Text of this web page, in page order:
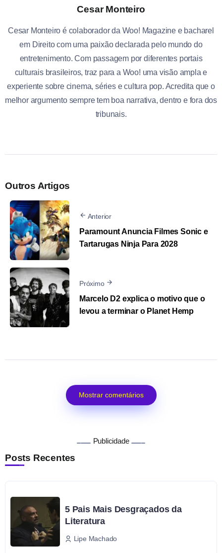
Cesar Monteiro
Cesar Monteiro é colaborador da Woo! Magazine e bacharel
em Direito com uma paixão declarada pelo mundo do
entretenimento. Com passagem por diferentes portais
culturais brasileiros, traz para a Woo! uma visão ampla e
experiente sobre cinema, séries e cultura pop. Acredita que o
melhor argumento sempre tem boa narrativa, dentro e fora dos
tribunais.
Outros Artigos
Anterior
Paramount Anuncia Filmes Sonic e
Tartarugas Ninja Para 2028
Próximo
Marcelo D2 explica o motivo que o
levou a terminar o Planet Hemp
Mostrar comentários
Publicidade
Posts Recentes
5 Pais Mais Desgraçados da
Literatura
Lipe Machado